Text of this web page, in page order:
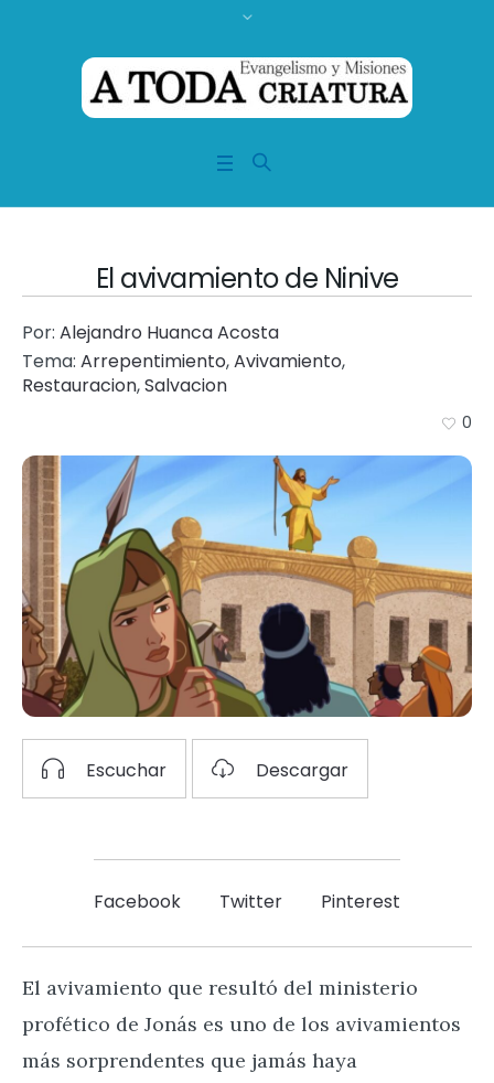
El avivamiento de Ninive
Por: Alejandro Huanca Acosta
Tema: Arrepentimiento,Avivamiento,
Restauracion,Salvacion
0
Escuchar Descargar
Facebook Twitter Pinterest
El avivamiento que resultó del ministerio
profético de Jonás es uno de los avivamientos
más sorprendentes que jamás haya